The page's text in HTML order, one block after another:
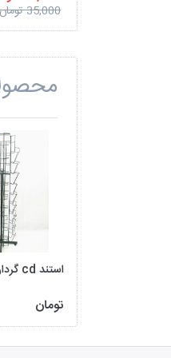
35,000 تومان
استند cd گردان
تومان